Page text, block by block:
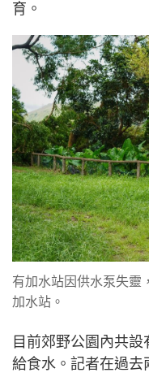
育。
有加水站因供水泵失靈
加水站。
目前郊野公園內共
給食水。記者在過去